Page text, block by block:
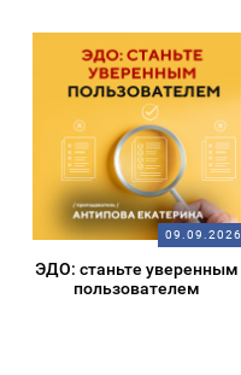
09.09.2026
ЭДО: станьте уверенным
пользователем